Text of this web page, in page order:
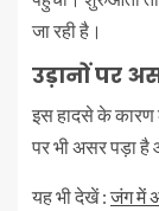
जा रही है।
उड़ानों पर
इस हादसे के कारण
पर भी असर पड़ा है
यह भी देखें :जंग में